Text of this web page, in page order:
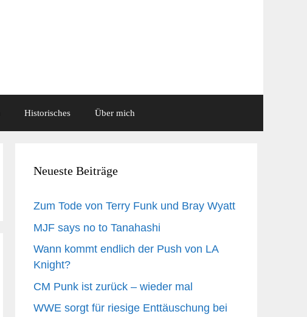
Historisches Über mich
Neueste Beiträge
Zum Tode von Terry Funk und Bray Wyatt
MJF says no to Tanahashi
Wann kommt endlich der Push von LA
Knight?
CM Punk ist zurück – wieder mal
WWE sorgt für riesige Enttäuschung bei